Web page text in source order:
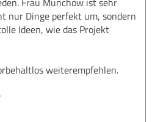
nur Dinge perfekt um, sondern
Ideen, wie das Projekt
weiterempfehlen.